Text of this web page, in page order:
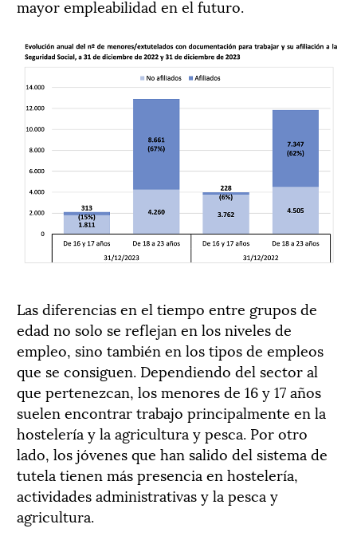
mayor empleabilidad en el futuro.
Las diferencias en el tiempo entre grupos de
edad no solo se reflejan en los niveles de
empleo, sino también en los tipos de empleos
que se consiguen. Dependiendo del sector al
que pertenezcan, los menores de 16 y 17 años
suelen encontrar trabajo principalmente en la
hostelería y la agricultura y pesca. Por otro
lado, los jóvenes que han salido del sistema de
tutela tienen más presencia en hostelería,
actividades administrativas y la pesca y
agricultura.